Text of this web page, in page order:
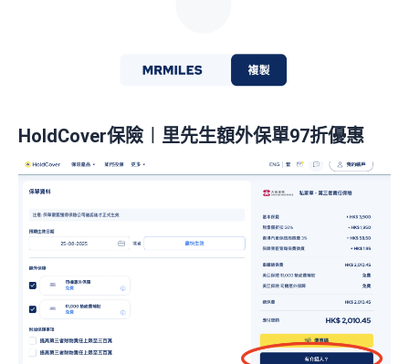
HoldCover保險︱里先生額外保單97折優惠